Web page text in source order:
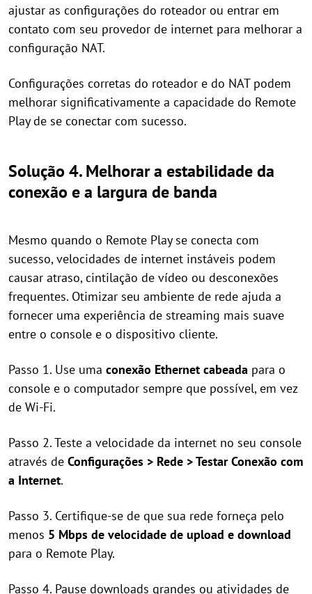
ajustar as configurações do roteador ou entrar em
contato com seu provedor de internet para melhorar a
configuração NAT.
Configurações corretas do roteador e do NAT podem
melhorar significativamente a capacidade do Remote
Play de se conectar com sucesso.
Solução 4. Melhorar a estabilidade da
conexão e a largura de banda
Mesmo quando o Remote Play se conecta com
sucesso, velocidades de internet instáveis podem
causar atraso, cintilação de vídeo ou desconexões
frequentes. Otimizar seu ambiente de rede ajuda a
fornecer uma experiência de streaming mais suave
entre o console e o dispositivo cliente.
Passo 1. Use uma conexão Ethernet cabeada para o
console e o computador sempre que possível, em vez
de Wi-Fi.
Passo 2. Teste a velocidade da internet no seu console
através de Configurações > Rede > Testar Conexão com
a Internet.
Passo 3. Certifique-se de que sua rede forneça pelo
menos 5 Mbps de velocidade de upload e download
para o Remote Play.
Passo 4. Pause downloads grandes ou atividades de